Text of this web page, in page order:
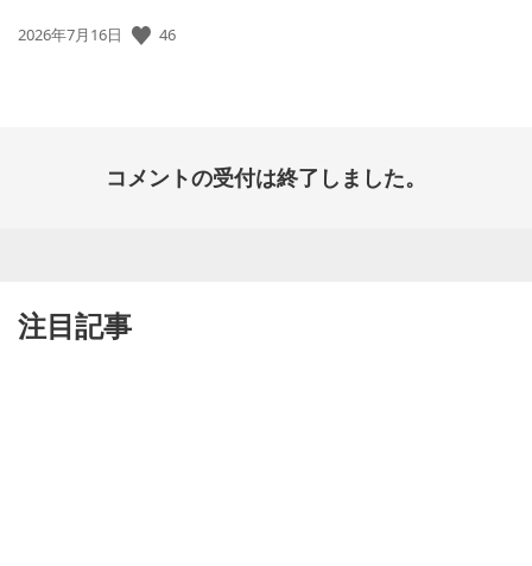
公
2026年7月16日 46
コメントの受付は終了しました。
注目記事